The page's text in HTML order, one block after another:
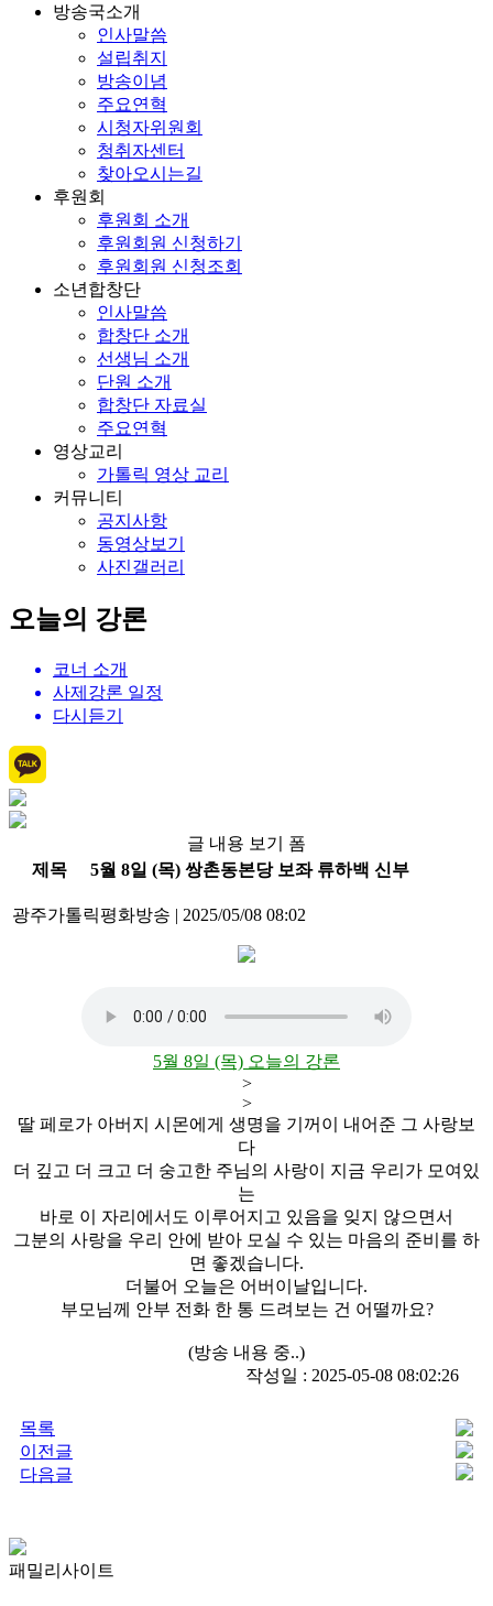
방송국소개
인사말씀
설립취지
방송이념
주요연혁
시청자위원회
청취자센터
찾아오시는길
후원회
후원회 소개
후원회원 신청하기
후원회원 신청조회
소년합창단
인사말씀
합창단 소개
선생님 소개
단원 소개
합창단 자료실
주요연혁
영상교리
가톨릭 영상 교리
커뮤니티
공지사항
동영상보기
사진갤러리
오늘의 강론
코너 소개
사제강론 일정
다시듣기
글 내용 보기 폼
제목
5월 8일 (목) 쌍촌동본당 보좌 류하백 신부
광주가톨릭평화방송 | 2025/05/08 08:02
5월 8일 (목) 오늘의 강론
>
>
딸 페로가 아버지 시몬에게 생명을 기꺼이 내어준 그 사랑보
다
더 깊고 더 크고 더 숭고한 주님의 사랑이 지금 우리가 모여있
는
바로 이 자리에서도 이루어지고 있음을 잊지 않으면서
그분의 사랑을 우리 안에 받아 모실 수 있는 마음의 준비를 하
면 좋겠습니다.
더불어 오늘은 어버이날입니다.
부모님께 안부 전화 한 통 드려보는 건 어떨까요?
(방송 내용 중..)
작성일 : 2025-05-08 08:02:26
목록
이전글
다음글
패밀리사이트